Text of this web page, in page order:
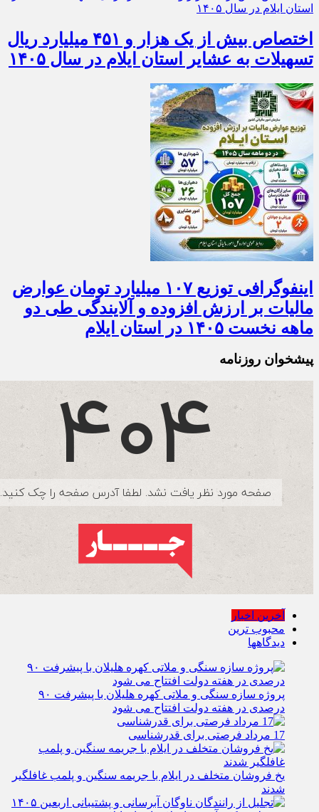
اختصاص بیش از یک هزار و ۴۵۱ میلیارد ریال
تسهیلات به عشایر استان ایلام در سال ۱۴۰۵
اینفوگرافی توزیع ۱۰۷ میلیارد تومان عوارض
مالیات بر ارزش افزوده و آلایندگی طی دو
ماهه نخست ۱۴۰۵ در استان ایلام
پیشخوان روزنامه
آخرین اخبار
محبوب ترین
دیدگاهها
پروژه سازه سنگی و ملاتی کهره هلیلان با پیشرفت ۹۰
درصدی در هفته دولت افتتاح می شود
17 مرداد فرصتی برای قدرشناسی
یخ‌ فروشان متخلف در ایلام با جریمه سنگین و پلمب غافلگیر
شدند